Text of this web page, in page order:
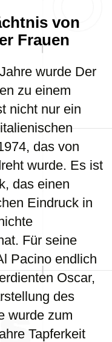
von
Frauen
wurde Der
zu einem
nicht nur ein
das von
wurde. Es ist
das einen
Eindruck in
Für seine
Pacino endlich
Oscar,
des
wurde zum
Tapferkeit